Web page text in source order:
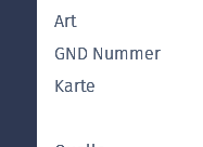
Art
GND Nummer
Karte